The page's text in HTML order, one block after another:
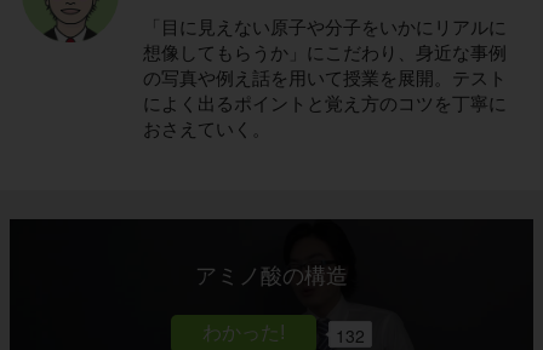
「目に見えない原子や分子をいかにリアルに
想像してもらうか」にこだわり、身近な事例
の写真や例え話を用いて授業を展開。テスト
によく出るポイントと覚え方のコツを丁寧に
おさえていく。
アミノ酸の構造
132